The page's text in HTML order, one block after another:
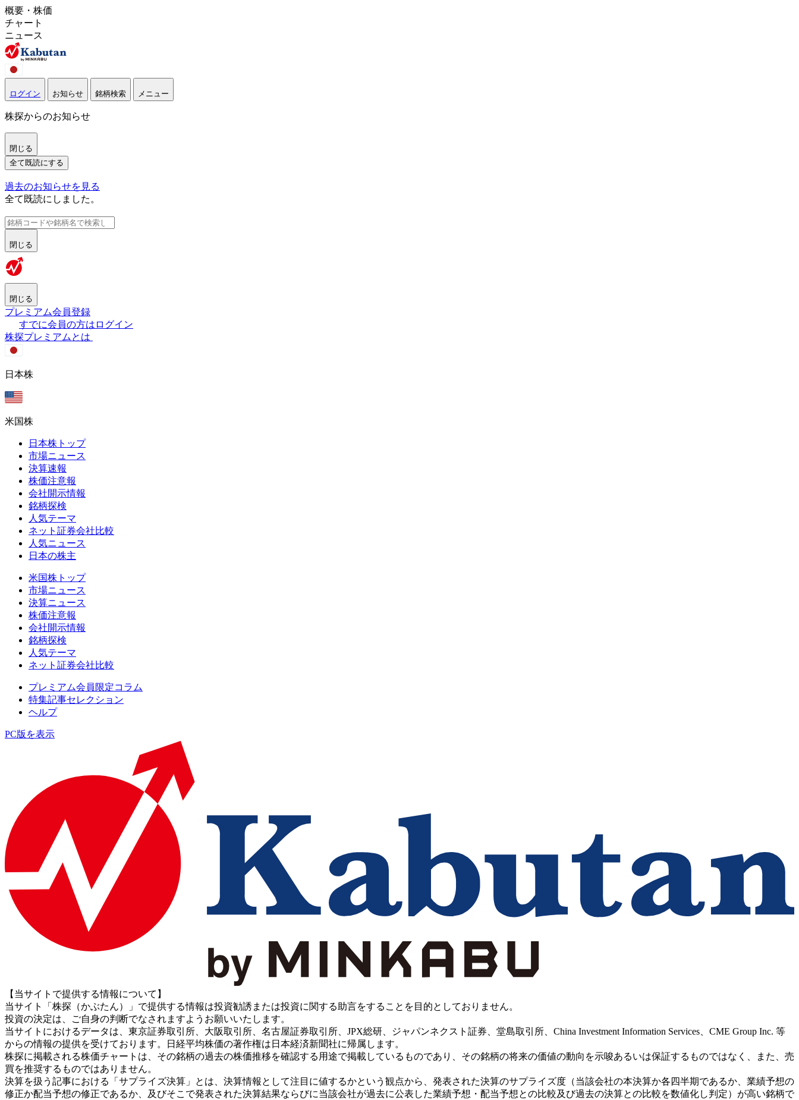
概要・株価
チャート
ニュース
ログイン お知らせ 銘柄検索 メニュー
株探からのお知らせ
閉じる
全て既読にする
過去のお知らせを見る
全て既読にしました。
閉じる
閉じる
プレミアム会員登録
すでに会員の方はログイン
株探プレミアムとは
日本株
米国株
日本株トップ
市場ニュース
決算速報
株価注意報
会社開示情報
銘柄探検
人気テーマ
ネット証券会社比較
人気ニュース
日本の株主
米国株トップ
市場ニュース
決算ニュース
株価注意報
会社開示情報
銘柄探検
人気テーマ
ネット証券会社比較
プレミアム会員限定コラム
特集記事セレクション
ヘルプ
PC版を表示
【当サイトで提供する情報について】
当サイト「株探（かぶたん）」で提供する情報は投資勧誘または投資に関する助言をすることを目的としておりません。
投資の決定は、ご自身の判断でなされますようお願いいたします。
当サイトにおけるデータは、東京証券取引所、大阪取引所、名古屋証券取引所、JPX総研、ジャパンネクスト証券、堂島取引所、China Investment Information Services、CME Group Inc. 等
からの情報の提供を受けております。日経平均株価の著作権は日本経済新聞社に帰属します。
株探に掲載される株価チャートは、その銘柄の過去の株価推移を確認する用途で掲載しているものであり、その銘柄の将来の価値の動向を示唆あるいは保証するものではなく、また、売
買を推奨するものではありません。
決算を扱う記事における「サプライズ決算」とは、決算情報として注目に値するかという観点から、発表された決算のサプライズ度（当該会社の本決算か各四半期であるか、業績予想の
修正か配当予想の修正であるか、及びそこで発表された決算結果ならびに当該会社が過去に公表した業績予想・配当予想との比較及び過去の決算との比較を数値化し判定）が高い銘柄で